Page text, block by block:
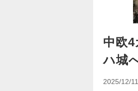
中欧
ハ城
2025/12/